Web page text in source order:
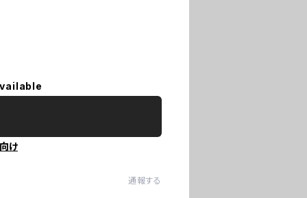
け
通報する